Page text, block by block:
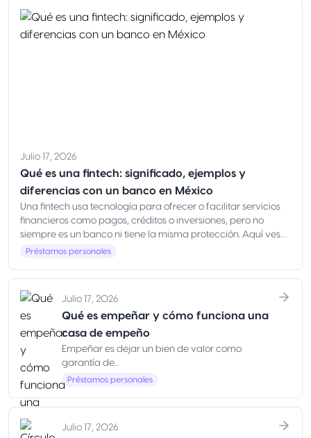
Julio 17, 2026
Qué es una fintech: significado, ejemplos y
diferencias con un banco en México
Una fintech usa tecnología para ofrecer o facilitar servicios
financieros como pagos, créditos o inversiones, pero no
siempre es un banco ni tiene la misma protección. Aquí ves
qué es, ejemplos y cómo elegir con seguridad en México
Préstamos personales
Julio 17, 2026
Qué es empeñar y cómo funciona una
casa de empeño
Empeñar es dejar un bien de valor como
garantía de...
Préstamos personales
Julio 17, 2026